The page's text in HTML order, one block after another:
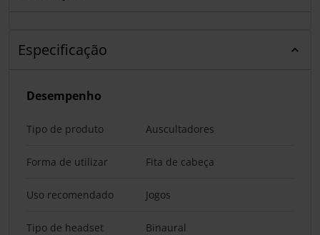
Especificação
Desempenho
Tipo de produto Auscultadores
Forma de utilizar Fita de cabeça
Uso recomendado Jogos
Tipo de headset Binaural